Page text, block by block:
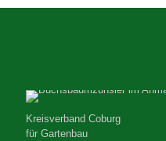
Kreisverband Coburg
für Gartenbau